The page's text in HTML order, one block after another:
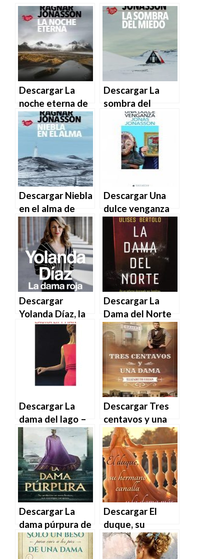
Descargar La
noche eterna de
Ragnar Jónasson
en EPUB | PDF |
Descargar La
sombra del
miedo – Ragnar
Jónasson en
EPUB | PDF |
MOBI
Descargar Niebla
en el alma de
Ragnar Jónasson
en EPUB | PDF |
MOBI
Descargar Una
dulce venganza
de Jonas
Jonasson en
EPUB | PDF |
MOBI
Descargar
Yolanda Díaz, la
dama roja de
Manuel Sanchez
en EPUB | PDF |
MOBI
Descargar La
Dama del Norte
– Ulises Bértolo
en EPUB | PDF |
MOBI
Descargar La
dama del lago –
Laura Lippman en
EPUB | PDF |
MOBI
Descargar Tres
centavos y una
dama de
Elizabeth Urian
en EPUB | PDF |
MOBI
Descargar La
dama púrpura de
Javier Torras de
Ugarte en EPUB |
Descargar El
duque, su
hermano canalla
y la dama más